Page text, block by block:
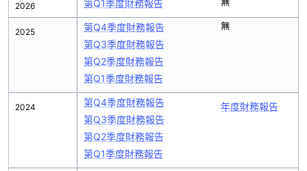
2026
2025
2024
第Q1季度財務報告
第Q4季度財務報告
第Q3季度財務報告
第Q2季度財務報告
第Q1季度財務報告
無
第Q4季度財務報告
第Q3季度財務報告
第Q2季度財務報告
第Q1季度財務報告
年度財務報告